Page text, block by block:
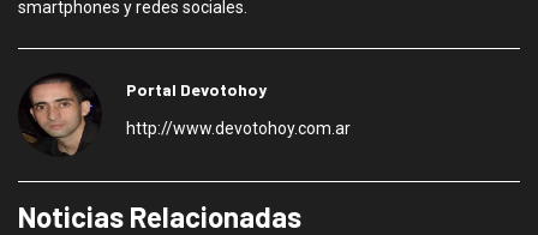
smartphones y redes sociales.
Portal Devotohoy
http://www.devotohoy.com.ar
Noticias Relacionadas